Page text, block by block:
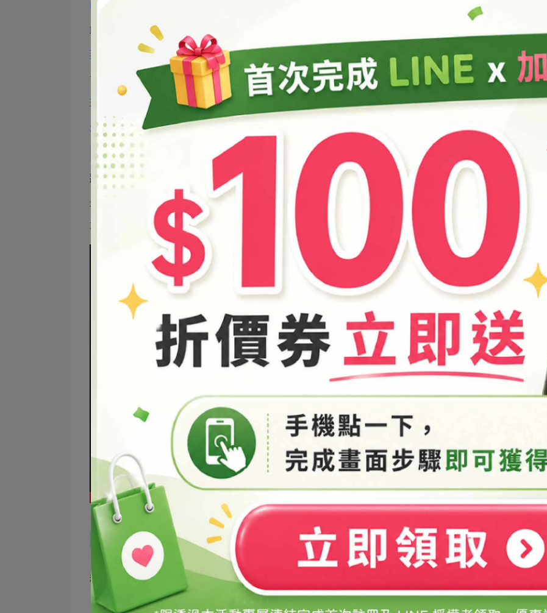
卵磷脂乳化劑粉
B燒杯
蒸餾水 -----------------75g
甘油 --------------------5g
玻尿酸原液 ------------10g
液態奈米銀 -------------3g
將(A燒杯)、(B燒杯)材料各自依序加入燒杯攪拌均勻
最後在將(A)+(B) 攪拌均勻就完成囉
乳液、乳霜的作用是鎖水、保水
※此配方僅提供參考，因各種製作環境、用量與成分來源可能不同之因素無法保證成功率100%，請自行測試
穩定度，如可自行負擔製作失敗之可能，MERU歡迎您成為手作體驗家。
※DIY產品均建議儘早用完以免變質。※若添加抗菌劑比例正確且無污染盡量於三個月內用完。
※建議裝填DIY產品前先消毒裝填的瓶罐，以免產品受到汙染。